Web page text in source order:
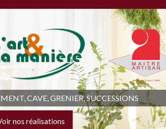
CAVE, GRENIER, SUCCESSIONS
nos réalisations